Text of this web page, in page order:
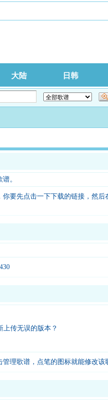
大陆 日韩
。
你要先点击一下下载的链接，然
上传无误的版本？
管理歌谱，点笔的图标就能修改